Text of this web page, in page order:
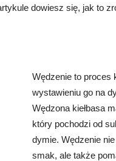
dowiesz się, jak to
Wędzenie to proces
wystawieniu go na
Wędzona kiełbasa
który pochodzi od
dymie. Wędzenie
smak, ale także